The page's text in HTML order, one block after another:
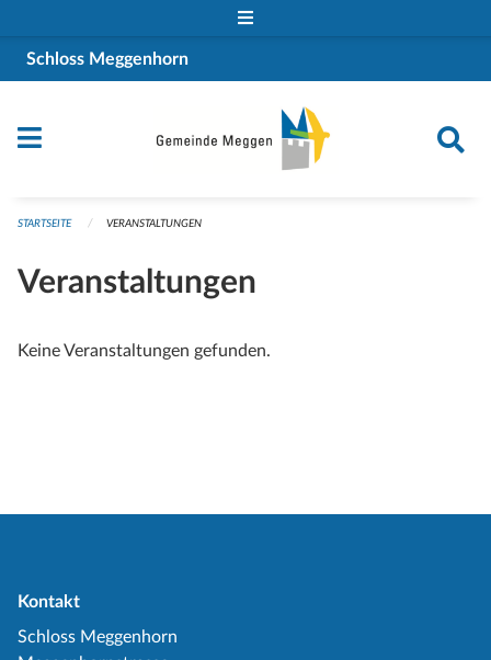
Schloss Meggenhorn
STARTSEITE VERANSTALTUNGEN
Veranstaltungen
Keine Veranstaltungen gefunden.
Kontakt
Schloss Meggenhorn